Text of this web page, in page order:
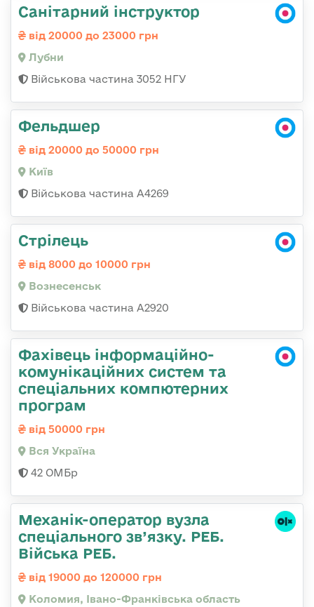
Санітарний інструктор
від 20000 до 23000 грн
Лубни
Військова частина 3052 НГУ
Фельдшер
від 20000 до 50000 грн
Київ
Військова частина А4269
Стрілець
від 8000 до 10000 грн
Вознесенськ
Військова частина А2920
Фахівець інформаційно-
комунікаційних систем та
спеціальних компютерних
програм
від 50000 грн
Вся Україна
42 ОМБр
Механік-оператор вузла
спеціального зв’язку. РЕБ.
Війська РЕБ.
від 19000 до 120000 грн
Коломия, Івано-Франківська область